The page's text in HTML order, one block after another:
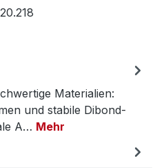
Materialien:
und stabile Dibond-
A… Mehr